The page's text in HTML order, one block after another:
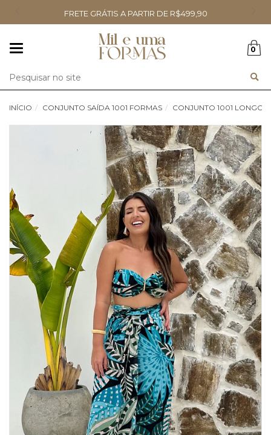
FRETE GRÁTIS A PARTIR DE R$499,90
0
INÍCIO CONJUNTO SAÍDA 1001 FORMAS CONJUNTO 1001 LONGO